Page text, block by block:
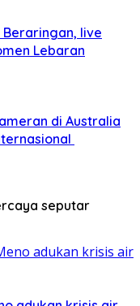
live
Lebaran
di Australia
seputar